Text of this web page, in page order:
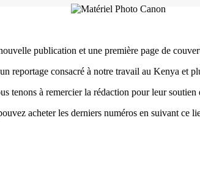
publication et une première page de
reportage consacré à notre travail au Kenya et
tenons à remercier la rédaction pour leur soutien
acheter les derniers numéros en suivant ce